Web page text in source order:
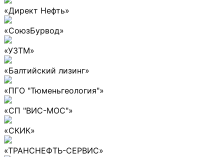
«Директ Нефть»
«СоюзБурвод»
«УЗТМ»
«Балтийский лизинг»
«ПГО "Тюменьгеология"»
«СП "ВИС-МОС"»
«СКИК»
«ТРАНСНЕФТЬ-СЕРВИС»